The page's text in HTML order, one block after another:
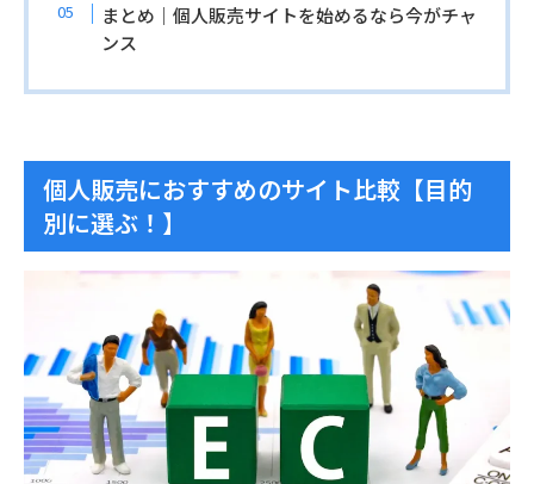
まとめ｜個人販売サイトを始めるなら今がチャ
ンス
個人販売におすすめのサイト比較【目的
別に選ぶ！】